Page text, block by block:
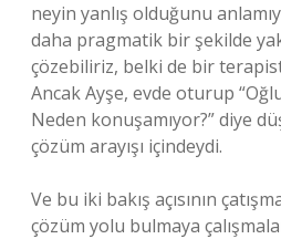
neyin yanlış olduğunu
daha pragmatik bir şekilde
çözebiliriz, belki de bir
Ancak Ayşe, evde oturup
Neden konuşamıyor?” diye
çözüm arayışı içindeydi.
Ve bu iki bakış açısının
çözüm yolu bulmaya